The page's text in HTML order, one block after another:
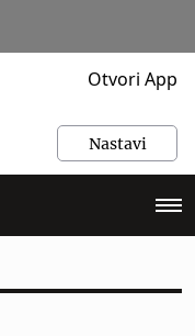
Otvori App
Nastavi